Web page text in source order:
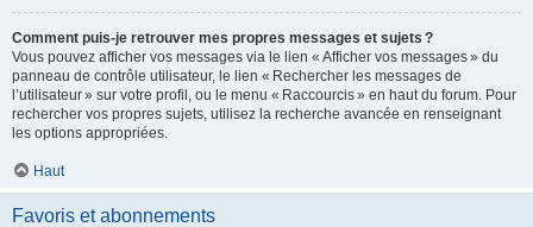
Comment puis-je retrouver mes propres messages et sujets ?
Vous pouvez afficher vos messages via le lien « Afficher vos messages » du
panneau de contrôle utilisateur, le lien « Rechercher les messages de
l’utilisateur » sur votre profil, ou le menu « Raccourcis » en haut du forum. Pour
rechercher vos propres sujets, utilisez la recherche avancée en renseignant
les options appropriées.
Haut
Favoris et abonnements